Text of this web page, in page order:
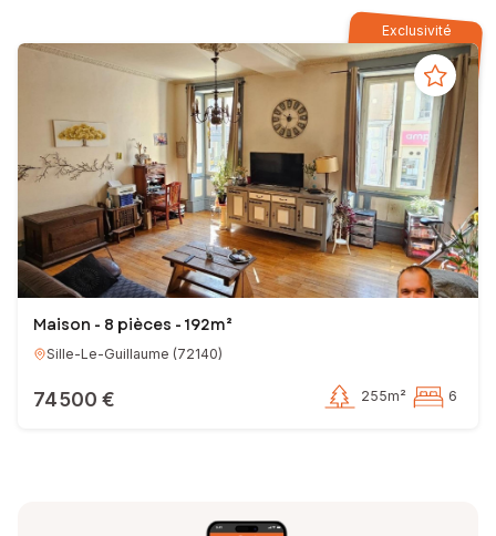
Exclusivité
Maison - 8 pièces - 192m²
Sille-Le-Guillaume (72140)
74 500 € 255m² 6